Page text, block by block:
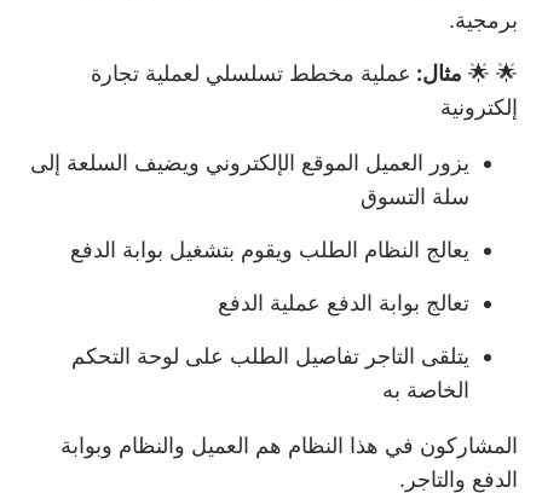
برمجية.
🌟 🌟 مثال: عملية مخطط تسلسلي لعملية تجارة
إلكترونية
يزور العميل الموقع الإلكتروني ويضيف السلعة إلى
سلة التسوق
يعالج النظام الطلب ويقوم بتشغيل بوابة الدفع
تعالج بوابة الدفع عملية الدفع
يتلقى التاجر تفاصيل الطلب على لوحة التحكم
الخاصة به
المشاركون في هذا النظام هم العميل والنظام وبوابة
الدفع والتاجر.